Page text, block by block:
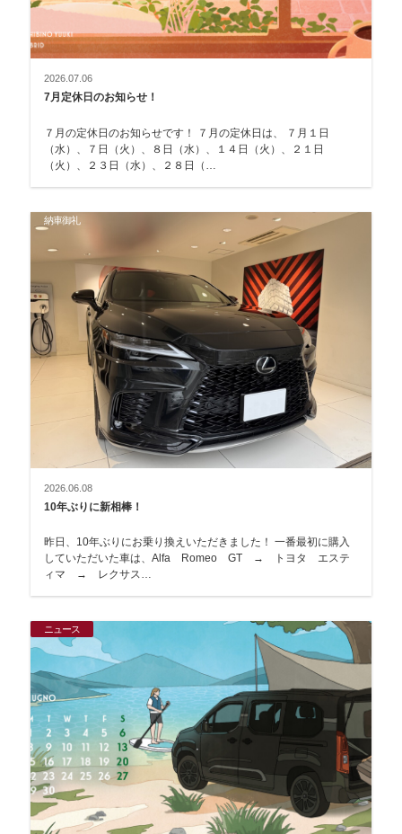
2026.07.06
7月定休日のお知らせ！
７月の定休日のお知らせです！ ７月の定休日は、 ７月１日
（水）、７日（火）、８日（水）、１４日（火）、２１日
（火）、２３日（水）、２８日（…
納車御礼
2026.06.08
10年ぶりに新相棒！
昨日、10年ぶりにお乗り換えいただきました！ 一番最初に購入
していただいた車は、Alfa Romeo GT → トヨタ エステ
ィマ → レクサス…
ニュース